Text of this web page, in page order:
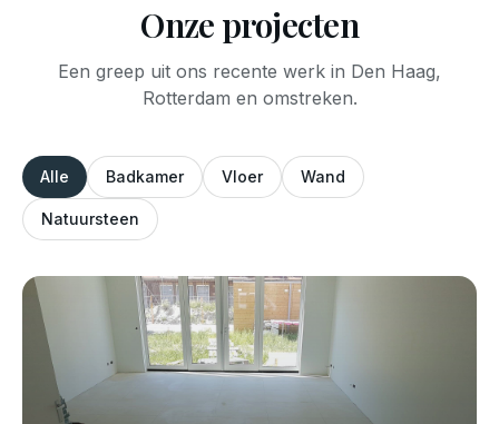
Onze projecten
Een greep uit ons recente werk in Den Haag,
Rotterdam en omstreken.
Alle Badkamer Vloer Wand
Natuursteen